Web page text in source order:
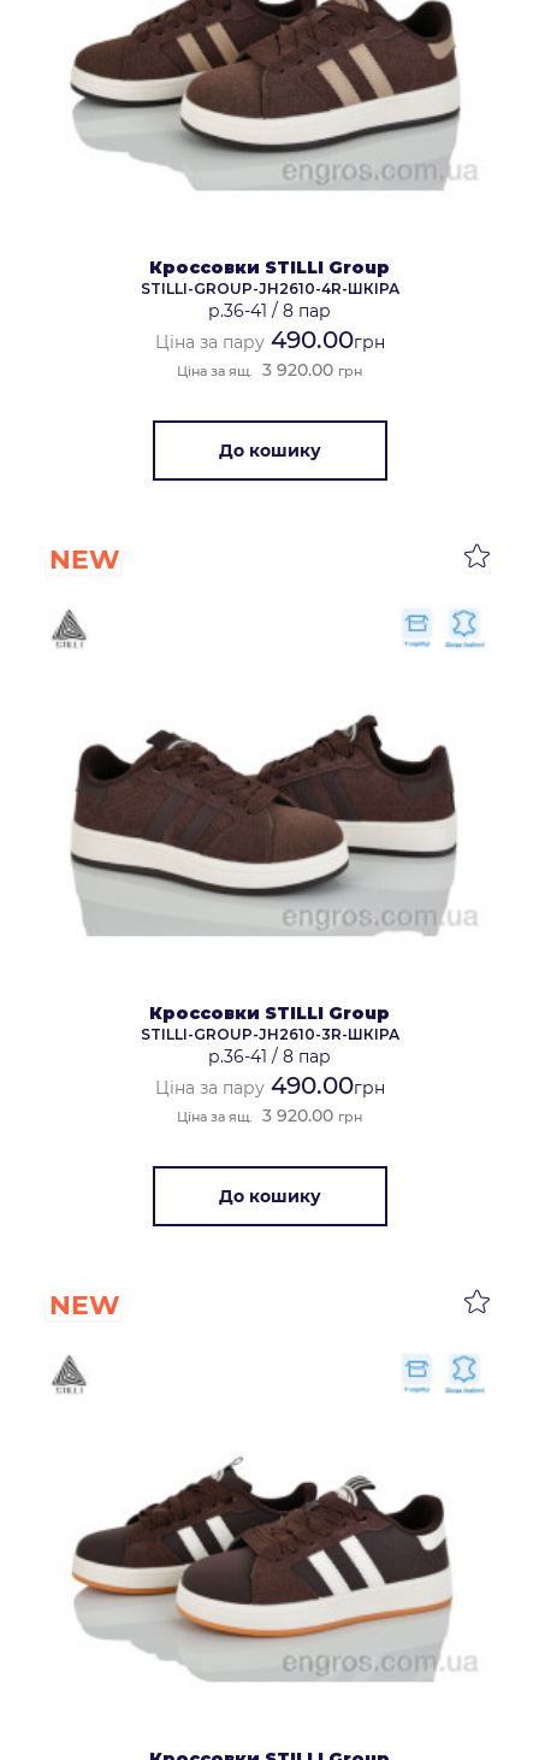
Кроссовки STILLI Group
STILLI-GROUP-JH2610-4R-ШКІРА
р.36-41 / 8 пар
Ціна за пару490.00грн
Ціна за ящ. 3 920.00 грн
До кошику
NEW
Кроссовки STILLI Group
STILLI-GROUP-JH2610-3R-ШКІРА
р.36-41 / 8 пар
Ціна за пару490.00грн
Ціна за ящ. 3 920.00 грн
До кошику
NEW